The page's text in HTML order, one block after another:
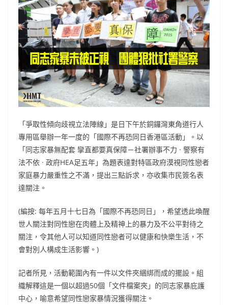
「爭取性傾向歧視立法陣線」是日下午於銅鑼灣東角道行人
專用區舉辦一年一度的「國際不再恐同日香港區活動」。以
「同志家暴無配套 攣直都要真保障－社署辦事不力 · 警察有
法不依 · 政府HEA足五年」為題表達對特區政府漠視同性戀者
家庭暴力嚴重性之不滿，提出三點訴求，亦收集市民簽名表
達關注。
(編按: 每年五月十七日為「國際不再恐同日」，希望透此喚醒
世人關注對同性戀在肉體上及精神上的暴力及不公平對待之
關注，令其他人可以知道同性戀者可以健康和快樂生活，不
會對別人構成生活影響。)
記者所見，活動範圍內有一件以文件夾綑綁而成的擺設。組
織解釋這是一個以超過50個「文件檔案夾」的同志家暴庇護
中心，喻意希望同性戀家暴情況獲得關注。